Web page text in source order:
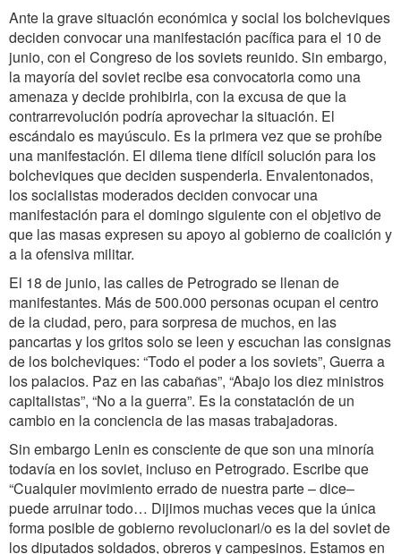
Ante la grave situación económica y social los bolcheviques
deciden convocar una manifestación pacífica para el 10 de
junio, con el Congreso de los soviets reunido. Sin embargo,
la mayoría del soviet recibe esa convocatoria como una
amenaza y decide prohibirla, con la excusa de que la
contrarrevolución podría aprovechar la situación. El
escándalo es mayúsculo. Es la primera vez que se prohíbe
una manifestación. El dilema tiene difícil solución para los
bolcheviques que deciden suspenderla. Envalentonados,
los socialistas moderados deciden convocar una
manifestación para el domingo siguiente con el objetivo de
que las masas expresen su apoyo al gobierno de coalición y
a la ofensiva militar.
El 18 de junio, las calles de Petrogrado se llenan de
manifestantes. Más de 500.000 personas ocupan el centro
de la ciudad, pero, para sorpresa de muchos, en las
pancartas y los gritos solo se leen y escuchan las consignas
de los bolcheviques: “Todo el poder a los soviets”, Guerra a
los palacios. Paz en las cabañas”, “Abajo los diez ministros
capitalistas”, “No a la guerra”. Es la constatación de un
cambio en la conciencia de las masas trabajadoras.
Sin embargo Lenin es consciente de que son una minoría
todavía en los soviet, incluso en Petrogrado. Escribe que
“Cualquier movimiento errado de nuestra parte – dice–
puede arruinar todo… Dijimos muchas veces que la única
forma posible de gobierno revolucionari/o es la del soviet de
los diputados soldados, obreros y campesinos. Estamos en